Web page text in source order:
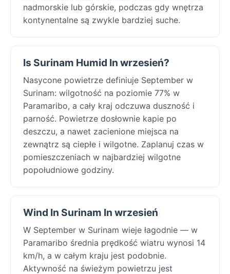
nadmorskie lub górskie, podczas gdy wnętrza
kontynentalne są zwykle bardziej suche.
Is Surinam Humid In wrzesień?
Nasycone powietrze definiuje September w
Surinam: wilgotność na poziomie 77% w
Paramaribo, a cały kraj odczuwa duszność i
parność. Powietrze dosłownie kapie po
deszczu, a nawet zacienione miejsca na
zewnątrz są ciepłe i wilgotne. Zaplanuj czas w
pomieszczeniach w najbardziej wilgotne
popołudniowe godziny.
Wind In Surinam In wrzesień
W September w Surinam wieje łagodnie — w
Paramaribo średnia prędkość wiatru wynosi 14
km/h, a w całym kraju jest podobnie.
Aktywność na świeżym powietrzu jest